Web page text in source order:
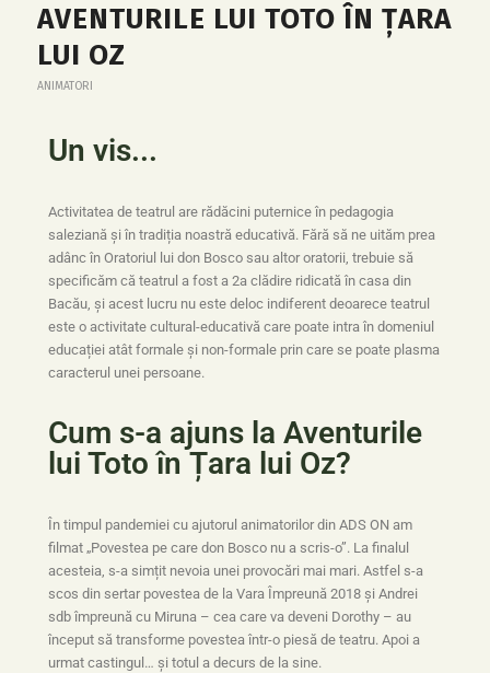
AVENTURILE LUI TOTO ÎN ȚARA
LUI OZ
ANIMATORI
Un vis...
Activitatea de teatrul are rădăcini puternice în pedagogia
saleziană și în tradiția noastră educativă. Fără să ne uităm prea
adânc în Oratoriul lui don Bosco sau altor oratorii, trebuie să
specificăm că teatrul a fost a 2a clădire ridicată în casa din
Bacău, și acest lucru nu este deloc indiferent deoarece teatrul
este o activitate cultural-educativă care poate intra în domeniul
educației atât formale și non-formale prin care se poate plasma
caracterul unei persoane.
Cum s-a ajuns la Aventurile
lui Toto în Țara lui Oz?
În timpul pandemiei cu ajutorul animatorilor din ADS ON am
filmat „Povestea pe care don Bosco nu a scris-o”. La finalul
acesteia, s-a simțit nevoia unei provocări mai mari. Astfel s-a
scos din sertar povestea de la Vara Împreună 2018 și Andrei
sdb împreună cu Miruna – cea care va deveni Dorothy – au
început să transforme povestea într-o piesă de teatru. Apoi a
urmat castingul… și totul a decurs de la sine.